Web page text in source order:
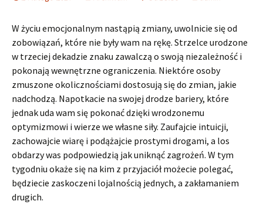
W życiu emocjonalnym nastąpią zmiany, uwolnicie się od
zobowiązań, które nie były wam na rękę. Strzelce urodzone
w trzeciej dekadzie znaku zawalczą o swoją niezależność i
pokonają wewnętrzne ograniczenia. Niektóre osoby
zmuszone okolicznościami dostosują się do zmian, jakie
nadchodzą. Napotkacie na swojej drodze bariery, które
jednak uda wam się pokonać dzięki wrodzonemu
optymizmowi i wierze we własne siły. Zaufajcie intuicji,
zachowajcie wiarę i podążajcie prostymi drogami, a los
obdarzy was podpowiedzią jak uniknąć zagrożeń. W tym
tygodniu okaże się na kim z przyjaciół możecie polegać,
będziecie zaskoczeni lojalnością jednych, a zakłamaniem
drugich.